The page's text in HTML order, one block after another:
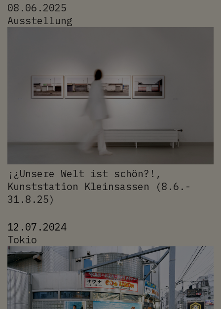
08.06.2025
Ausstellung
¡¿Unsere Welt ist schön?!,
Kunststation Kleinsassen (8.6.-
31.8.25)
12.07.2024
Tokio